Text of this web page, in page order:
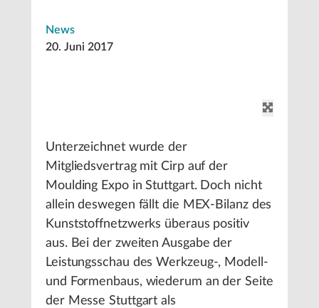
News
20. Juni 2017
Unterzeichnet wurde der
Mitgliedsvertrag mit Cirp auf der
Moulding Expo in Stuttgart. Doch nicht
allein deswegen fällt die MEX-Bilanz des
Kunststoffnetzwerks überaus positiv
aus. Bei der zweiten Ausgabe der
Leistungsschau des Werkzeug-, Modell-
und Formenbaus, wiederum an der Seite
der Messe Stuttgart als